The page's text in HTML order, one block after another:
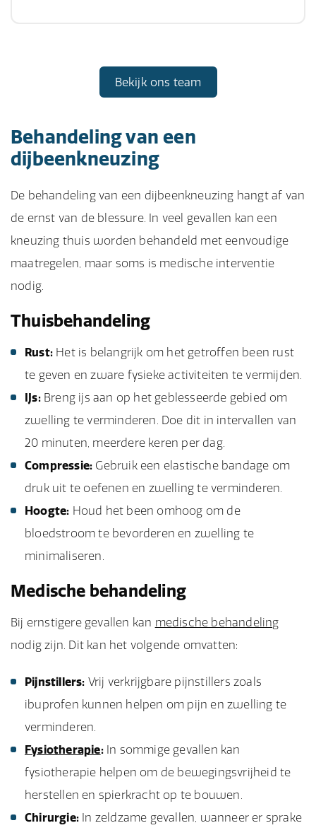
Bekijk ons team
Behandeling van een
dijbeenkneuzing
De behandeling van een dijbeenkneuzing hangt af van
de ernst van de blessure. In veel gevallen kan een
kneuzing thuis worden behandeld met eenvoudige
maatregelen, maar soms is medische interventie
nodig.
Thuisbehandeling
Rust: Het is belangrijk om het getroffen been rust
te geven en zware fysieke activiteiten te vermijden.
IJs:Breng ijs aan op het geblesseerde gebied om
zwelling te verminderen. Doe dit in intervallen van
20 minuten, meerdere keren per dag.
Compressie: Gebruik een elastische bandage om
druk uit te oefenen en zwelling te verminderen.
Hoogte: Houd het been omhoog om de
bloedstroom te bevorderen en zwelling te
minimaliseren.
Medische behandeling
Bij ernstigere gevallen kan medische behandeling
nodig zijn. Dit kan het volgende omvatten:
Pijnstillers: Vrij verkrijgbare pijnstillers zoals
ibuprofen kunnen helpen om pijn en zwelling te
verminderen.
Fysiotherapie:In sommige gevallen kan
fysiotherapie helpen om de bewegingsvrijheid te
herstellen en spierkracht op te bouwen.
Chirurgie: In zeldzame gevallen, wanneer er sprake